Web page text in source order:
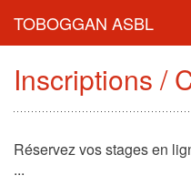
TOBOGGAN ASBL
Inscriptions /
Réservez vos stages en
...